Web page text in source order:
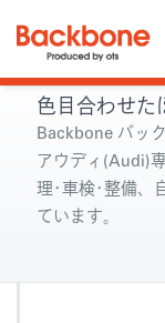
色目合わせた
Backbone バッ
アウディ(Audi)
理･車検･整備、
ています。